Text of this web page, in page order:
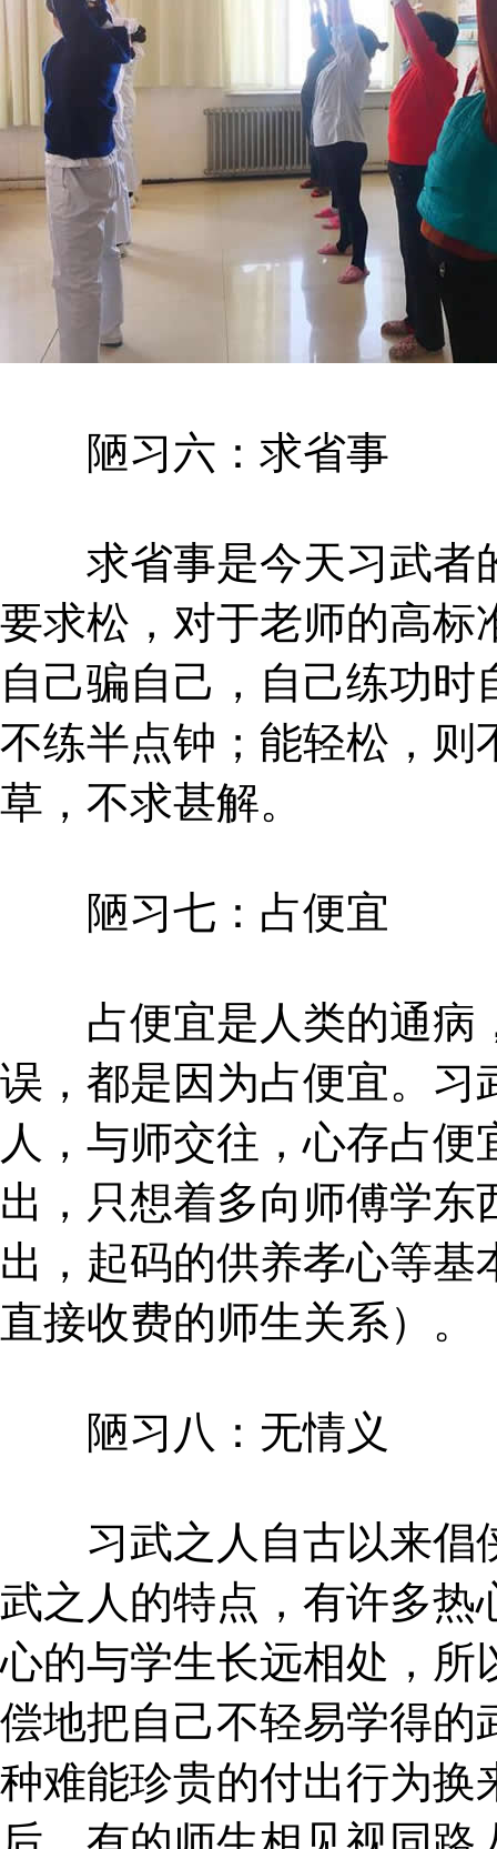
陋习六：求省事
求省事是今天习武者
要求松，对于老师的高标
自己骗自己，自己练功
不练半点钟；能轻松，则
草，不求甚解。
陋习七：占便宜
占便宜是人类的通病
误，都是因为占便宜。习
人，与师交往，心存占
出，只想着多向师傅学
出，起码的供养孝心等
直接收费的师生关系）。
陋习八：无情义
习武之人自古以来倡
武之人的特点，有许多热
心的与学生长远相处，所
偿地把自己不轻易学得的
种难能珍贵的付出行为换